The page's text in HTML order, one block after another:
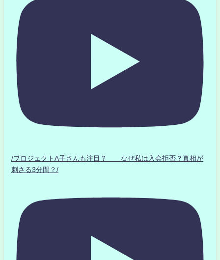
/プロジェクトA子さんも注目？ なぜ私は入会拒否？真相が
刺さる3分間？/